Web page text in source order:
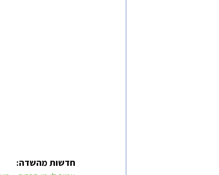
חדשות מהשדה: